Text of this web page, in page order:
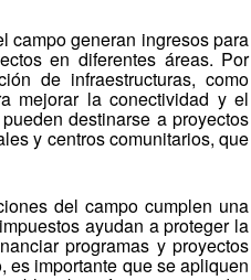
campo generan ingresos para
en diferentes áreas. Por
de infraestructuras, como
mejorar la conectividad y el
destinarse a proyectos
y centros comunitarios, que
del campo cumplen una
ayudan a proteger la
programas y proyectos
es importante que se apliquen